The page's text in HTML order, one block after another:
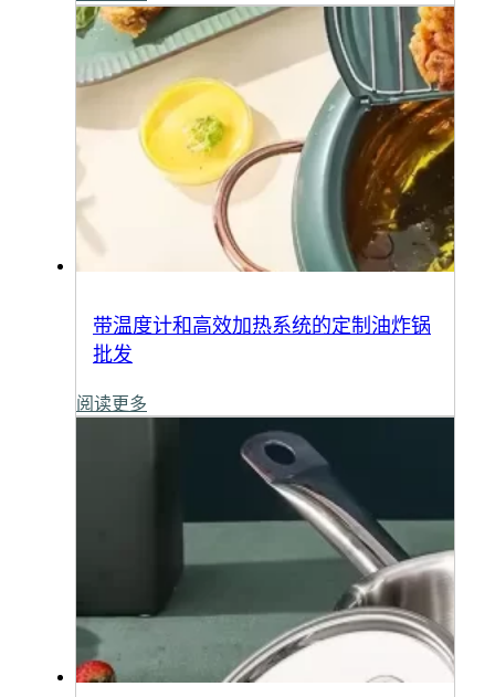
带温度计和高效加热系统的定制油炸锅
批发
阅读更多